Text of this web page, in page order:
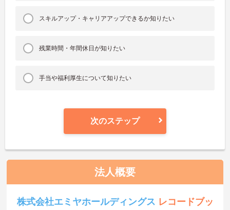
スキルアップ・キャリアアップできるか知りたい
残業時間・年間休日が知りたい
手当や福利厚生について知りたい
次のステップ
法人概要
株式会社エミヤホールディングス レコードブッ